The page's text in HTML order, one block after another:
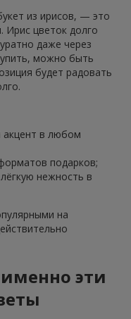
из ирисов, — это
Ирис цветок долго
даже через
можно быть
будет радовать
акцент в любом
подарков;
нежность в
на
эти